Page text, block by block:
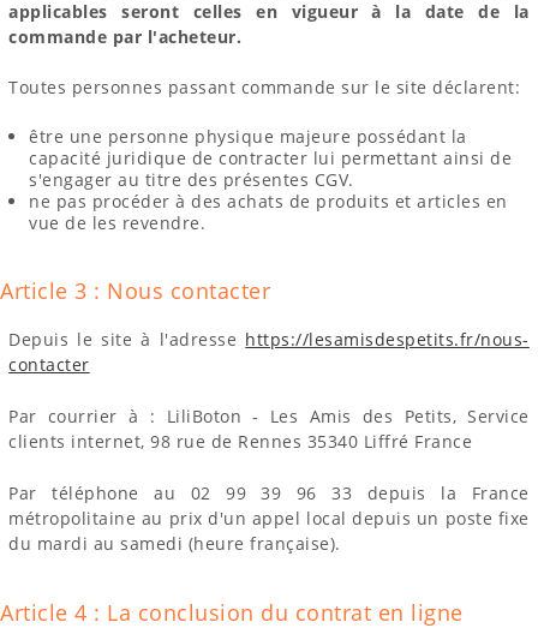
applicables seront celles en vigueur à la date de la
commande par l'acheteur.
Toutes personnes passant commande sur le site déclarent:
être une personne physique majeure possédant la
capacité juridique de contracter lui permettant ainsi de
s'engager au titre des présentes CGV.
ne pas procéder à des achats de produits et articles en
vue de les revendre.
Article 3 : Nous contacter
Depuis le site à l'adresse https://lesamisdespetits.fr/nous-
contacter
Par courrier à : LiliBoton - Les Amis des Petits, Service
clients internet, 98 rue de Rennes 35340 Liffré France
Par téléphone au 02 99 39 96 33 depuis la France
métropolitaine au prix d'un appel local depuis un poste fixe
du mardi au samedi (heure française).
Article 4 : La conclusion du contrat en ligne